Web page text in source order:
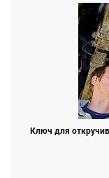
Ключ для